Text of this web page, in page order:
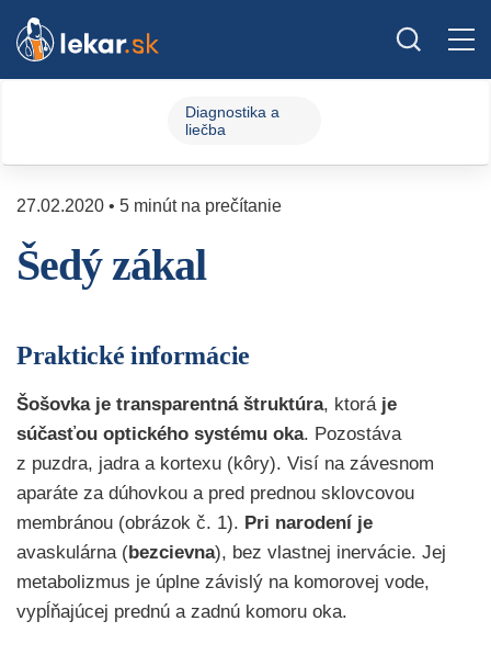
Diagnostika a
liečba
27.02.2020 • 5 minút na prečítanie
Šedý zákal
Praktické informácie
Šošovka je transparentná štruktúra, ktorá je
súčasťou optického systému oka. Pozostáva
z puzdra, jadra a kortexu (kôry). Visí na závesnom
aparáte za dúhovkou a pred prednou sklovcovou
membránou (obrázok č. 1). Pri narodení je
avaskulárna (bezcievna), bez vlastnej inervácie. Jej
metabolizmus je úplne závislý na komorovej vode,
vypĺňajúcej prednú a zadnú komoru oka.